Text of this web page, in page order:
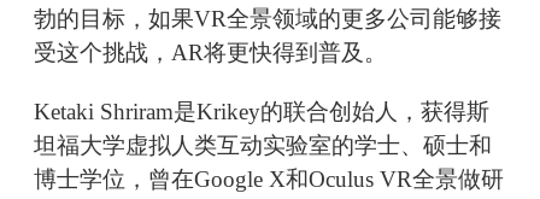
勃的目标，如果VR全景领域的更多公司能够接
受这个挑战，AR将更快得到普及。
Ketaki Shriram是Krikey的联合创始人，获得斯
坦福大学虚拟人类互动实验室的学士、硕士和
博士学位，曾在Google X和Oculus VR全景做研